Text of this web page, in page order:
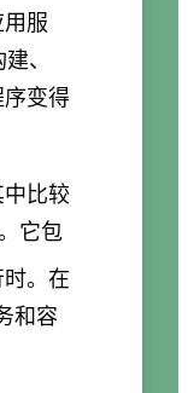
服
、
变得
比较
它包
。在
和容